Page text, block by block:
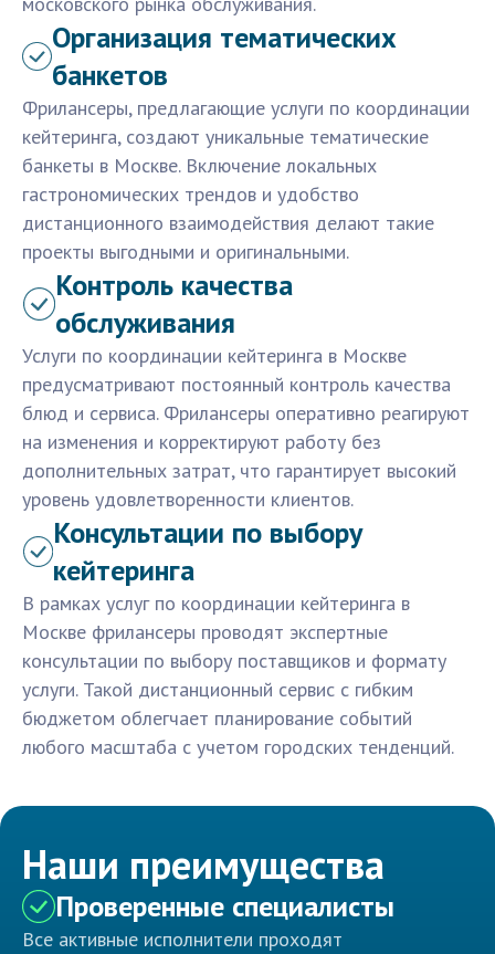
Организация тематических
банкетов
Фрилансеры, предлагающие услуги по координации
кейтеринга, создают уникальные тематические
банкеты в Москве. Включение локальных
гастрономических трендов и удобство
дистанционного взаимодействия делают такие
проекты выгодными и оригинальными.
Контроль качества
обслуживания
Услуги по координации кейтеринга в Москве
предусматривают постоянный контроль качества
блюд и сервиса. Фрилансеры оперативно реагируют
на изменения и корректируют работу без
дополнительных затрат, что гарантирует высокий
уровень удовлетворенности клиентов.
Консультации по выбору
кейтеринга
В рамках услуг по координации кейтеринга в
Москве фрилансеры проводят экспертные
консультации по выбору поставщиков и формату
услуги. Такой дистанционный сервис с гибким
бюджетом облегчает планирование событий
любого масштаба с учетом городских тенденций.
Наши преимущества
Проверенные специалисты
Все активные исполнители проходят